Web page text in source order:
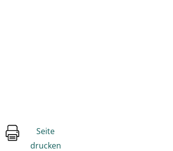
Seite
drucken